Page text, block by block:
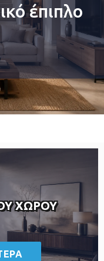
έπιπλο
ΧΩΡΟΥ